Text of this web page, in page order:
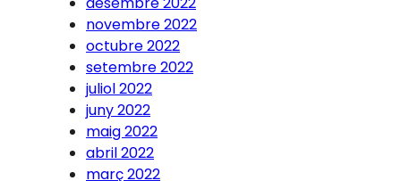
novembre 2022
octubre 2022
setembre 2022
juliol 2022
juny 2022
maig 2022
abril 2022
març 2022